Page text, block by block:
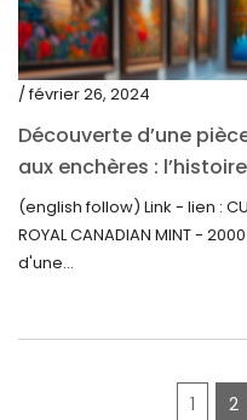
février 2020
décembre 2019
octobre 2019
septembre 2019
juin 2019
avril 2019
/ février 26, 2024
Découverte d’une
aux enchères :
Monnaie-Montre de la
Canada (2000) Rare
(english follow) Link - lien :
ROYAL CANADIAN MINT -
d'une...
1 2